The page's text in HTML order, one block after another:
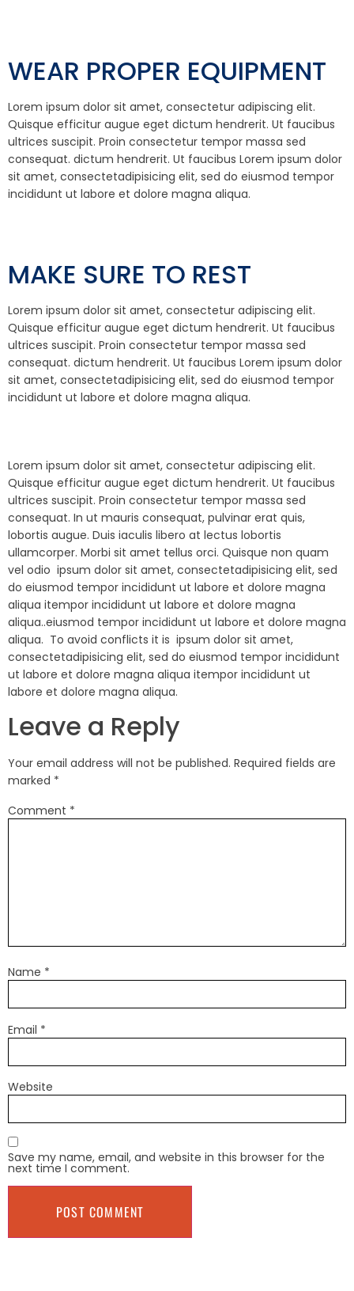
WEAR PROPER EQUIPMENT
Lorem ipsum dolor sit amet, consectetur adipiscing elit.
Quisque efficitur augue eget dictum hendrerit. Ut faucibus
ultrices suscipit. Proin consectetur tempor massa sed
consequat. dictum hendrerit. Ut faucibus Lorem ipsum dolor
sit amet, consectetadipisicing elit, sed do eiusmod tempor
incididunt ut labore et dolore magna aliqua.
MAKE SURE TO REST
Lorem ipsum dolor sit amet, consectetur adipiscing elit.
Quisque efficitur augue eget dictum hendrerit. Ut faucibus
ultrices suscipit. Proin consectetur tempor massa sed
consequat. dictum hendrerit. Ut faucibus Lorem ipsum dolor
sit amet, consectetadipisicing elit, sed do eiusmod tempor
incididunt ut labore et dolore magna aliqua.
Lorem ipsum dolor sit amet, consectetur adipiscing elit.
Quisque efficitur augue eget dictum hendrerit. Ut faucibus
ultrices suscipit. Proin consectetur tempor massa sed
consequat. In ut mauris consequat, pulvinar erat quis,
lobortis augue. Duis iaculis libero at lectus lobortis
ullamcorper. Morbi sit amet tellus orci. Quisque non quam
vel odio ipsum dolor sit amet, consectetadipisicing elit, sed
do eiusmod tempor incididunt ut labore et dolore magna
aliqua itempor incididunt ut labore et dolore magna
aliqua..eiusmod tempor incididunt ut labore et dolore magna
aliqua. To avoid conflicts it is ipsum dolor sit amet,
consectetadipisicing elit, sed do eiusmod tempor incididunt
ut labore et dolore magna aliqua itempor incididunt ut
labore et dolore magna aliqua.
Leave a Reply
Your email address will not be published. Required fields are
marked *
Comment *
Name *
Email *
Website
Save my name, email, and website in this browser for the
next time I comment.